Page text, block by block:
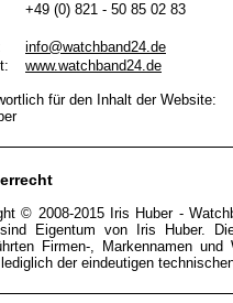
+49 (0) 821 - 50 85 02 83
info@watchband24.de
www.watchband24.de
für den Inhalt der Website:
© 2008-2015 Iris Huber -
Eigentum von Iris Huber.
Firmen-, Markennamen
der eindeutigen